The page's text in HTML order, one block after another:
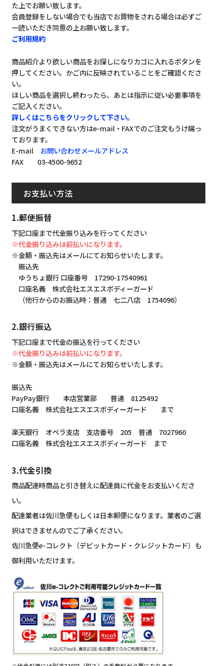
た上でお願い致します。
会員登録をしない場合でも当店でお買物をされる場合は必ずご
一読いただき同意の上お願い致します。
ご利用規約
商品紹介より欲しい商品をお探しになりカゴに入れるボタンを
押してください。かご内に反映されていることをご確認くださ
い。
ほしい商品を選択し終わったら、あとは指示に従い必要事項を
ご記入ください。
詳しくはこちらをクリックして下さい。
注文がうまくできない方はe-mail・FAXでのご注文もうけ賜っ
ております。
E-mail お問い合わせメールアドレス
FAX 03-4500-9652
お支払い方法
1.郵便振替
下記口座まで代金振り込みを行ってください
※代金振り込みは前払いになります。
※金額・振込先はメールにてお知らせいたします。
振込先
ゆうちょ銀行 口座番号 17290-17540961
口座名義 株式会社エスエスボディーガード
（他行からのお振込時：普通 七二八店 1754096）
2.銀行振込
下記口座まで代金の振込を行ってください
※代金振り込みは前払いになります。
※金額・振込先はメールにてお知らせいたします。
振込先
PayPay銀行 本店営業部 普通 8125492
口座名義 株式会社エスエスボディーガード まで
楽天銀行 オペラ支店 支店番号 205 普通 7027960
口座名義 株式会社エスエスボディーガード まで
3.代金引換
商品配達時商品と引き替えに配達員に代金をお支払いくださ
い。
配達業者は佐川急便もしくは日本郵便になります。業者のご選
択はできませんのでご了承ください。
佐川急便e-コレクト（デビットカード・クレジットカード）も
御利用いただけます。